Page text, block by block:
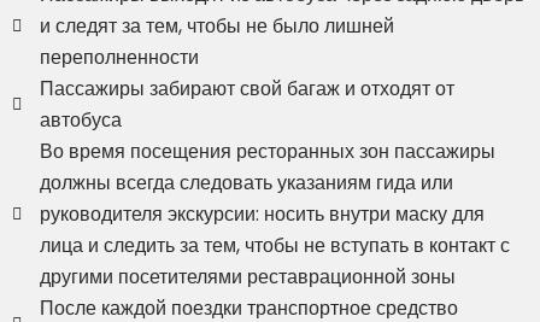
и следят за тем, чтобы не было лишней
переполненности
Пассажиры забирают свой багаж и отходят от
автобуса
Во время посещения ресторанных зон пассажиры
должны всегда следовать указаниям гида или
руководителя экскурсии: носить внутри маску для
лица и следить за тем, чтобы не вступать в контакт с
другими посетителями реставрационной зоны
После каждой поездки транспортное средство